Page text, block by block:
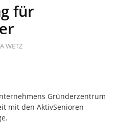
für
WETZ
Gründerzentrum
mit den AktivSenioren